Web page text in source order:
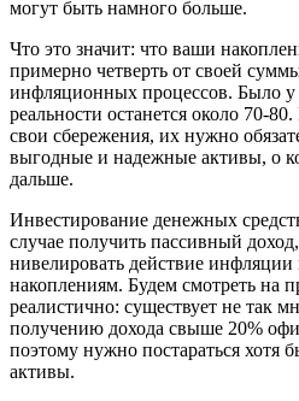
могут быть намного больше.
Что это значит: что ваши
примерно четверть от своей
инфляционных процессов. Было у
реальности останется около 70-
свои сбережения, их нужно
выгодные и надежные активы, о
дальше.
Инвестирование денежных
случае получить пассивный
нивелировать действие
накоплениям. Будем смотреть на
реалистично: существует не так
получению дохода свыше 20%
поэтому нужно постараться хотя
активы.